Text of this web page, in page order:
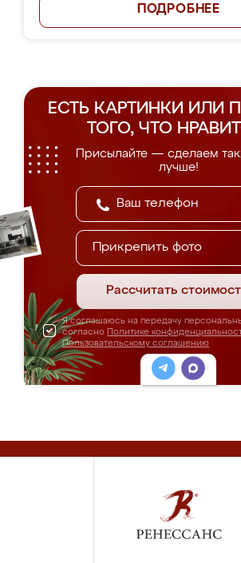
ПОДРОБНЕЕ
ЕСТЬ КАРТИНКИ ИЛИ
ТОГО, ЧТО
Присылайте — сделаем
лучше!
Прикрепить фото
Рассчитать
Я соглашаюсь на передачу
согласно Политике
Пользовательскому соглашению